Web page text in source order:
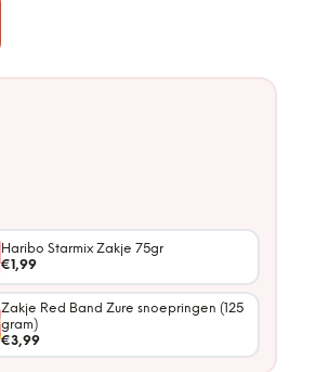
Haribo Starmix Zakje 75gr
€1,99
Zakje Red Band Zure snoepringen (125
gram)
€3,99